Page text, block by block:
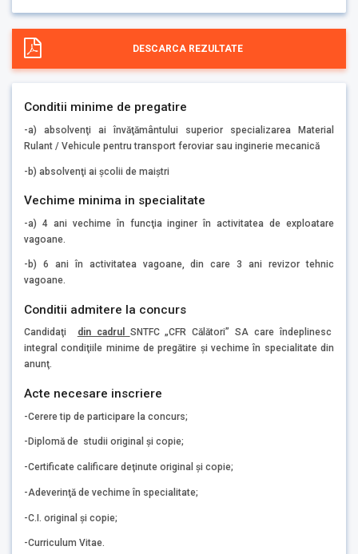
DESCARCA REZULTATE
Conditii minime de pregatire
-a) absolvenţi ai învăţământului superior specializarea Material
Rulant / Vehicule pentru transport feroviar sau inginerie mecanică
-b) absolvenţi ai şcolii de maiştri
Vechime minima in specialitate
-a) 4 ani vechime în funcţia inginer în activitatea de exploatare
vagoane.
-b) 6 ani în activitatea vagoane, din care 3 ani revizor tehnic
vagoane.
Conditii admitere la concurs
Candidaţi din cadrul SNTFC „CFR Călători” SA care îndeplinesc
integral condiţiile minime de pregătire şi vechime în specialitate din
anunţ.
Acte necesare inscriere
-Cerere tip de participare la concurs;
-Diplomă de studii original şi copie;
-Certificate calificare deţinute original şi copie;
-Adeverinţă de vechime în specialitate;
-C.I. original şi copie;
-Curriculum Vitae.